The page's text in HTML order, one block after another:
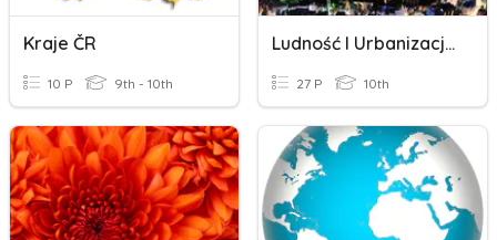
Kraje ČR
10 P 9th - 10th
Ludność I Urbanizacja.
27 P 10th